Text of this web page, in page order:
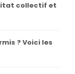
collectif et
? Voici les